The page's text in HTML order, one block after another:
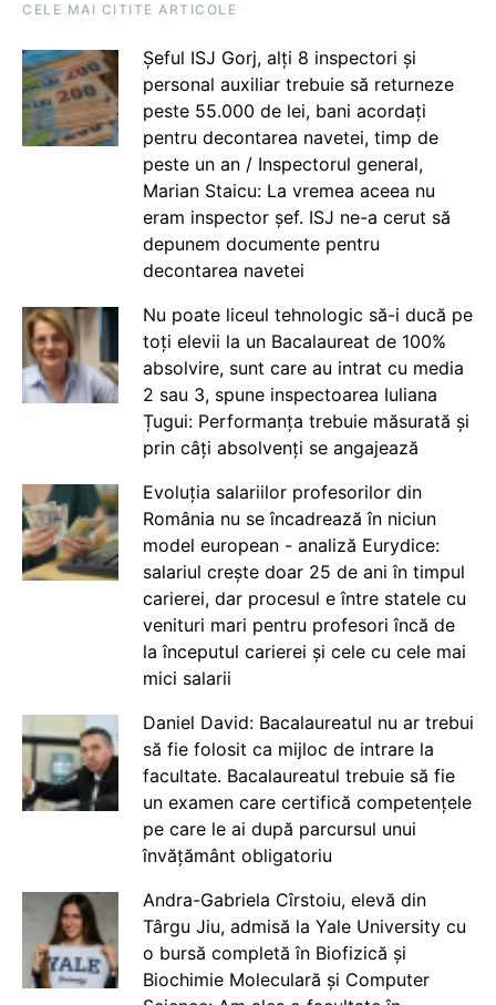
CELE MAI CITITE ARTICOLE
Șeful ISJ Gorj, alți 8 inspectori și
personal auxiliar trebuie să returneze
peste 55.000 de lei, bani acordați
pentru decontarea navetei, timp de
peste un an / Inspectorul general,
Marian Staicu: La vremea aceea nu
eram inspector șef. ISJ ne-a cerut să
depunem documente pentru
decontarea navetei
Nu poate liceul tehnologic să-i ducă pe
toți elevii la un Bacalaureat de 100%
absolvire, sunt care au intrat cu media
2 sau 3, spune inspectoarea Iuliana
Țugui: Performanța trebuie măsurată și
prin câți absolvenți se angajează
Evoluția salariilor profesorilor din
România nu se încadrează în niciun
model european - analiză Eurydice:
salariul crește doar 25 de ani în timpul
carierei, dar procesul e între statele cu
venituri mari pentru profesori încă de
la începutul carierei și cele cu cele mai
mici salarii
Daniel David: Bacalaureatul nu ar trebui
să fie folosit ca mijloc de intrare la
facultate. Bacalaureatul trebuie să fie
un examen care certifică competențele
pe care le ai după parcursul unui
învățământ obligatoriu
Andra-Gabriela Cîrstoiu, elevă din
Târgu Jiu, admisă la Yale University cu
o bursă completă în Biofizică și
Biochimie Moleculară și Computer